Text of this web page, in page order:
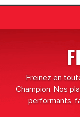
Freinez en
Champion. Nos
performants,